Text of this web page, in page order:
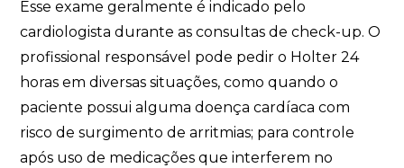
Esse exame geralmente é indicado pelo
cardiologista durante as consultas de check-up. O
profissional responsável pode pedir o Holter 24
horas em diversas situações, como quando o
paciente possui alguma doença cardíaca com
risco de surgimento de arritmias; para controle
após uso de medicações que interferem no